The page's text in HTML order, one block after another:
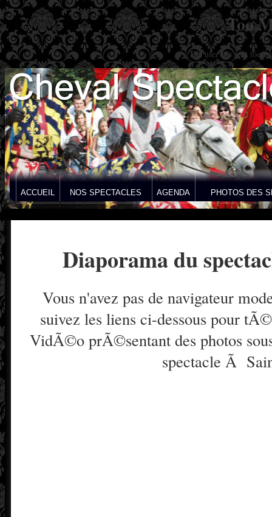
Too
The user has sent too
ACCUEIL NOS SPECTACLES AGENDA PHOTOS DES
Diaporama du
Vous n'avez pas de navigateur
suivez les liens ci-dessous pour
VidÃ©o prÃ©sentant des photos
spectacle Ã